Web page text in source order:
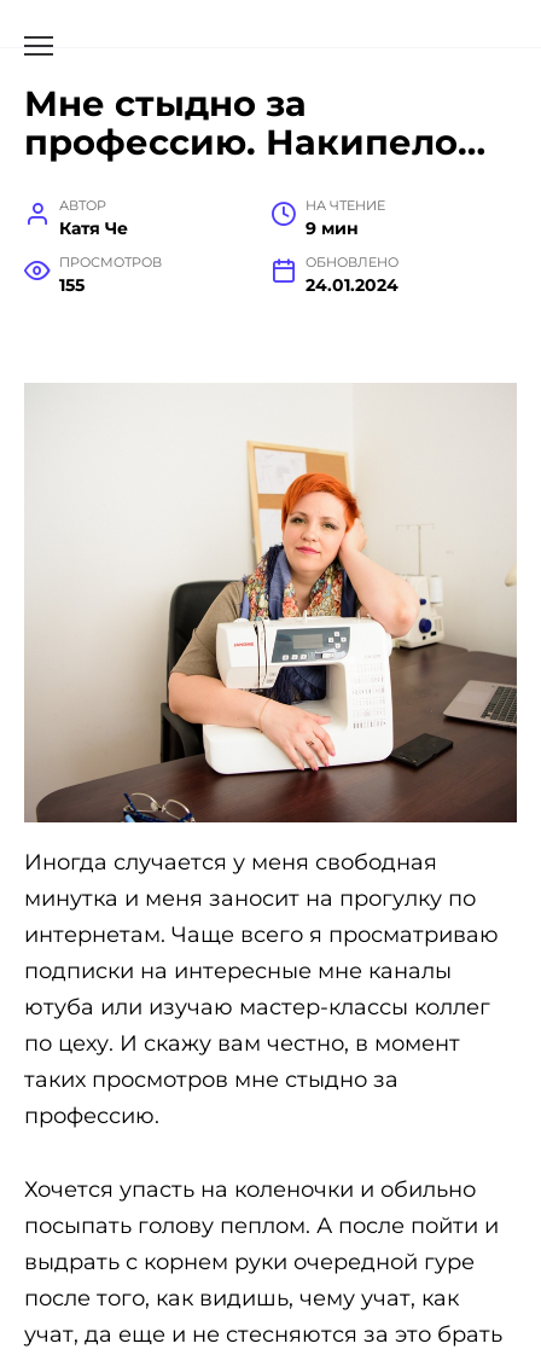
Мне стыдно за
профессию. Накипело…
АВТОР
Катя Че
НА ЧТЕНИЕ
9 мин
ПРОСМОТРОВ
155
ОБНОВЛЕНО
24.01.2024
Иногда случается у меня свободная
минутка и меня заносит на прогулку по
интернетам. Чаще всего я просматриваю
подписки на интересные мне каналы
ютуба или изучаю мастер-классы коллег
по цеху. И скажу вам честно, в момент
таких просмотров мне стыдно за
профессию.
Хочется упасть на коленочки и обильно
посыпать голову пеплом. А после пойти и
выдрать с корнем руки очередной гуре
после того, как видишь, чему учат, как
учат, да еще и не стесняются за это брать